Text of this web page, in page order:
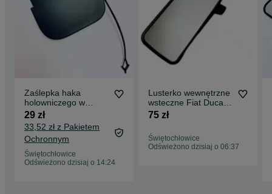
Zaślepka haka
holowniczego w
zderzaku przednim
CZARNA Fiat Ducato,
Citroen Jumper,
Peugeot Boxer
735684532
1637294680
29 zł
33,52 zł z Pakietem
Ochronnym
Świętochłowice
Odświeżono dzisiaj o 14:24
Lusterko wewnętrzne
wsteczne Fiat Ducato
Boxer Jumper 2006 -
75 zł
Świętochłowice
Odświeżono dzisiaj o 06:37